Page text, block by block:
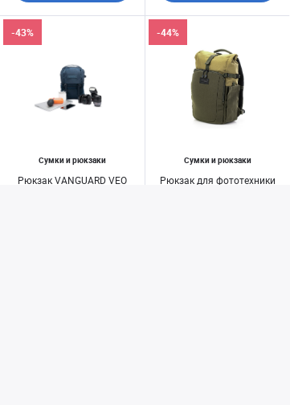
Сумки и рюкзаки
Рюкзак VANGUARD VEO
-43%
Сумки и рюкзаки
Рюкзак для фототехники
-44%